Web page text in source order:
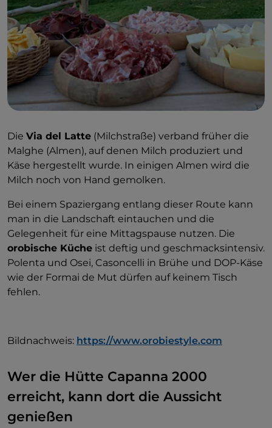
Die Via del Latte (Milchstraße) verband früher die
Malghe (Almen), auf denen Milch produziert und
Käse hergestellt wurde. In einigen Almen wird die
Milch noch von Hand gemolken.
Bei einem Spaziergang entlang dieser Route kann
man in die Landschaft eintauchen und die
Gelegenheit für eine Mittagspause nutzen. Die
orobische Küche ist deftig und geschmacksintensiv.
Polenta und Osei, Casoncelli in Brühe und DOP-Käse
wie der Formai de Mut dürfen auf keinem Tisch
fehlen.
Bildnachweis: https://www.orobiestyle.com
Wer die Hütte Capanna 2000
erreicht, kann dort die Aussicht
genießen